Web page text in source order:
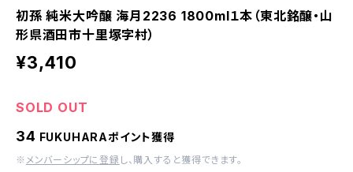
初孫 純米大吟醸 海月2236 1800ml１本（東北銘醸・山
形県酒田市十里塚字村）
¥3,410
SOLD OUT
34 FUKUHARAポイント獲得
※ メンバーシップに登録 し、購入すると獲得できます。